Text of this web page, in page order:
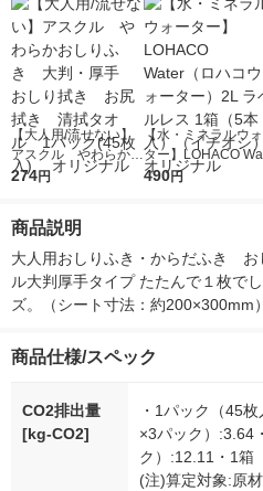
【大人用/流せない】
アスクル やわらかお
しりふき 大判・厚
パック(45枚入) オ
リジナル
274円
【水・ミネラルウ
ター】LOHACO
r（ロハコウォータ
490円
商品説明
大人用おしりふき・からだふき　
ル大判厚手タイプ たたんで１枚で
ズ。（シート寸法：約200×300mm
商品仕様/スペック
CO2排出量
[kg-CO2]
・1パック（45
×3パック）:3.64
ク）:12.11・1箱
(注)算定対象:原